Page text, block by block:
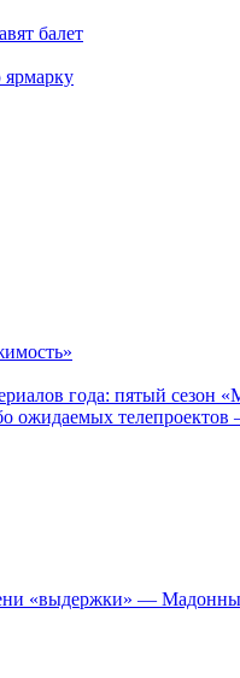
балет
года: пятый
телепроектов
«выдержки» —